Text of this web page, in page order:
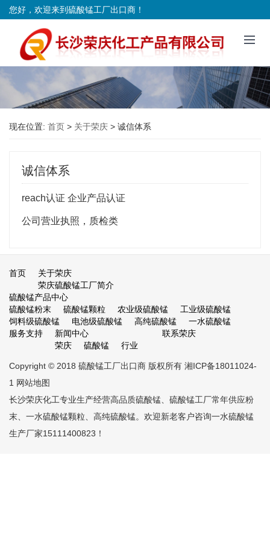
您好，欢迎来到硫酸锰工厂出口商！
现在位置: 首页 > 关于荣庆 > 诚信体系
诚信体系
reach认证 企业产品认证
公司营业执照，质检类
首页
关于荣庆
荣庆硫酸锰工厂简介
硫酸锰产品中心
硫酸锰粉末
硫酸锰颗粒 农业级硫酸锰
工业级硫酸锰
饲料级硫酸锰
电池级硫酸锰 高纯硫酸锰
一水硫酸锰
服务支持
新闻中心
荣庆
硫酸锰 行业
联系荣庆
Copyright © 2018 硫酸锰工厂出口商 版权所有 湘ICP备18011024-
1 网站地图
长沙荣庆化工专业生产经营高品质硫酸锰 硫酸锰工厂常年供应粉
末、一水硫酸锰颗粒、高纯硫酸锰。欢迎新老客户咨询一水硫酸锰
生产厂家15111400823！